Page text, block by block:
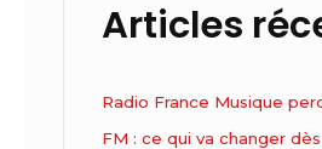
Articles
Radio France Musique
FM : ce qui va changer